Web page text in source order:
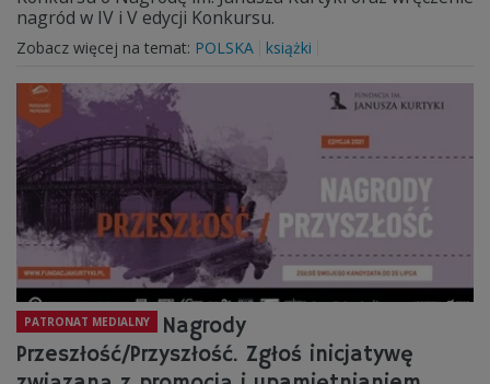
nagród w IV i V edycji Konkursu.
Zobacz więcej na temat: POLSKA książki
PATRONAT MEDIALNY
Nagrody
Przeszłość/Przyszłość. Zgłoś inicjatywę